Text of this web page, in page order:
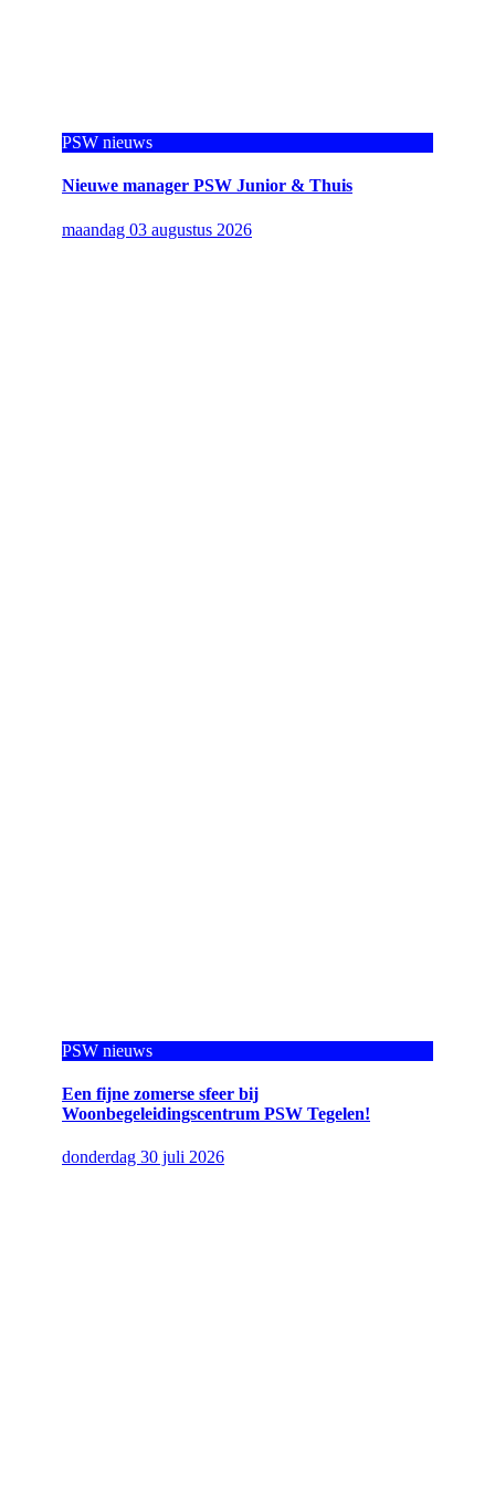
PSW nieuws
Nieuwe manager PSW Junior & Thuis
maandag 03 augustus 2026
PSW nieuws
Een fijne zomerse sfeer bij
Woonbegeleidingscentrum PSW Tegelen!
donderdag 30 juli 2026